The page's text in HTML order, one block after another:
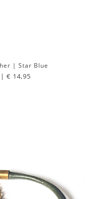
| Star Blue
€ 14,95